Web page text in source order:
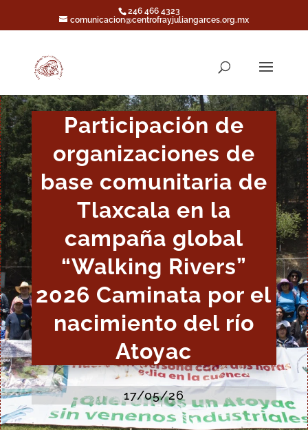
246 466 4323
comunicacion@centrofrayjuliangarces.org.mx
Participación de
organizaciones de
base comunitaria de
Tlaxcala en la
campaña global
“Walking Rivers”
2026 Caminata por el
nacimiento del río
Atoyac
17/05/26